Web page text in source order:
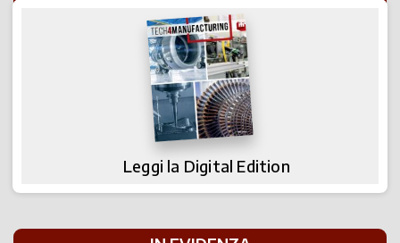
Leggi la Digital Edition